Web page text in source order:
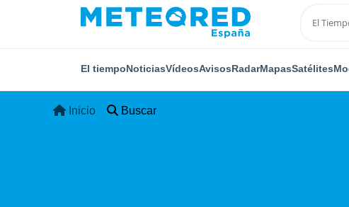
El tiempoNoticiasVídeosAvisosRadarMapasSatélites
Inicio Buscar